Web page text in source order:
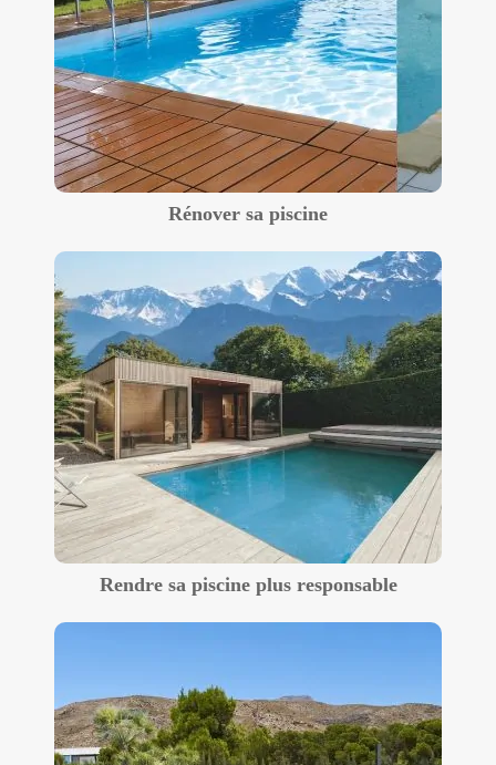
Rénover sa piscine
Rendre sa piscine plus responsable